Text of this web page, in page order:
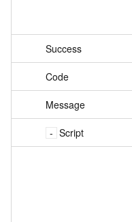
Success
Code
Message
Script